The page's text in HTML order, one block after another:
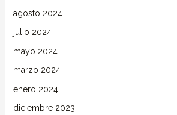
agosto 2024
julio 2024
mayo 2024
marzo 2024
enero 2024
diciembre 2023